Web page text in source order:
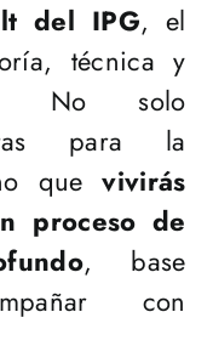
del IPG, el
técnica y
No solo
para la
quevivirás
proceso de
, base
con